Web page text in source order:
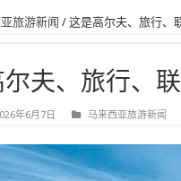
旅游新闻 / 这是高尔夫、旅行、
夫、旅行、联
年6月7日 马来西亚旅游新闻